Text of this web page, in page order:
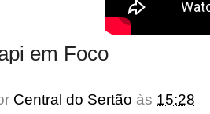
em Foco
Central do Sertão às 15:28